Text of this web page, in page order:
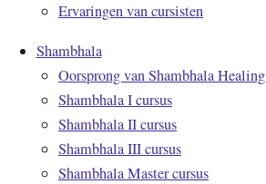
Ervaringen van cursisten
Shambhala
Oorsprong van Shambhala Healing
Shambhala I cursus
Shambhala II cursus
Shambhala III cursus
Shambhala Master cursus